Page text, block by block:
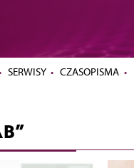
SERWISY CZASOPISMA